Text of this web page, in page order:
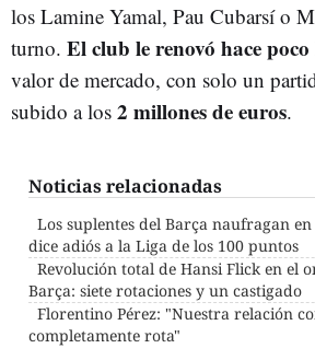
los Lamine Yamal, Pau Cubarsí o
turno. El club le renovó hace
valor de mercado, con solo un
subido a los 2 millones de euros.
Noticias relacionadas
Los suplentes del Barça naufragan
dice adiós a la Liga de los 100 puntos
Revolución total de Hansi Flick en el
Barça: siete rotaciones y un castigado
Florentino Pérez: "Nuestra relación
completamente rota"